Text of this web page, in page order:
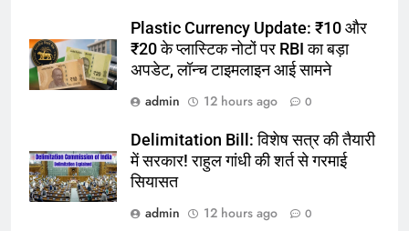
Plastic Currency Update: ₹10 और
₹20 के प्लास्टिक नोटों पर RBI का बड़ा
अपडेट, लॉन्च टाइमलाइन आई सामने
admin
12 hours ago 0
Delimitation Bill: विशेष सत्र की तैयारी
में सरकार! राहुल गांधी की शर्त से गरमाई
सियासत
admin
12 hours ago 0